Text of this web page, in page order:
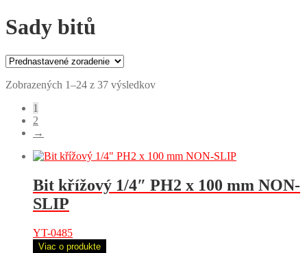
Sady bitů
Zobrazených 1–24 z 37 výsledkov
1
2
→
Bit křížový 1/4″ PH2 x 100 mm NON-
SLIP
YT-0485
Viac o produkte